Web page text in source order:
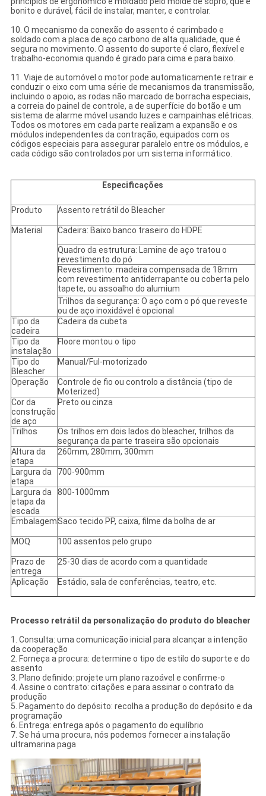
bonito e durável, fácil de instalar, manter, e controlar.
10. O mecanismo da conexão do assento é carimbado e
soldado com a placa de aço carbono de alta qualidade, que é
segura no movimento. O assento do suporte é claro, flexível e
trabalho-economia quando é girado para cima e para baixo.
11. Viaje de automóvel o motor pode automaticamente retrair e
conduzir o eixo com uma série de mecanismos da transmissão,
incluindo o apoio, as rodas não marcado de borracha especiais,
a correia do painel de controle, a de superfície do botão e um
sistema de alarme móvel usando luzes e campainhas elétricas.
Todos os motores em cada parte realizam a expansão e os
módulos independentes da contração, equipados com os
códigos especiais para assegurar paralelo entre os módulos, e
cada código são controlados por um sistema informático.
Especificações
Produto Assento retrátil do Bleacher
Material Cadeira: Baixo banco traseiro do HDPE
Quadro da estrutura: Lamine de aço tratou o
revestimento do pó
Revestimento: madeira compensada de 18mm
com revestimento antiderrapante ou coberta pelo
tapete, ou assoalho do alumium
Trilhos da segurança: O aço com o pó que reveste
ou de aço inoxidável é opcional
Tipo da
cadeira
Cadeira da cubeta
Tipo da
instalação
Floore montou o tipo
Tipo do
Bleacher
Manual/Ful-motorizado
Operação
Controle de fio ou controlo a distância (tipo de
Moterized)
Cor da
construção
de aço
Preto ou cinza
Trilhos
Os trilhos em dois lados do bleacher, trilhos da
segurança da parte traseira são opcionais
Altura da
etapa
260mm, 280mm, 300mm
Largura da
etapa
700-900mm
Largura da
etapa da
escada
800-1000mm
EmbalagemSaco tecido PP, caixa, filme da bolha de ar
MOQ 100 assentos pelo grupo
Prazo de
entrega
25-30 dias de acordo com a quantidade
Aplicação Estádio, sala de conferências, teatro, etc.
Processo retrátil da personalização do produto do bleacher
1. Consulta: uma comunicação inicial para alcançar a intenção
da cooperação
2. Forneça a procura: determine o tipo de estilo do suporte e do
assento
3. Plano definido: projete um plano razoável e confirme-o
4. Assine o contrato: citações e para assinar o contrato da
produção
5. Pagamento do depósito: recolha a produção do depósito e da
programação
6. Entrega: entrega após o pagamento do equilíbrio
7. Se há uma procura, nós podemos fornecer a instalação
ultramarina paga